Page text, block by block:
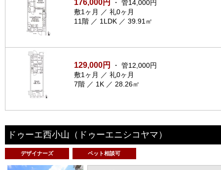
176,000円
・ 管14,000円
敷1ヶ月 ／ 礼0ヶ月
11階 ／ 1LDK ／ 39.91㎡
129,000円
・ 管12,000円
敷1ヶ月 ／ 礼0ヶ月
7階 ／ 1K ／ 28.26㎡
ドゥーエ西小山 （ドゥーエニシコヤマ）
デザイナーズ ペット相談可